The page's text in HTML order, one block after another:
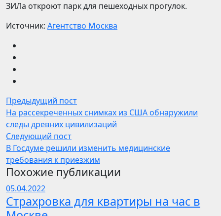
ЗИЛа откроют парк для пешеходных прогулок.
Источник: Агентство Москва
Предыдущий пост
На рассекреченных снимках из США обнаружили
следы древних цивилизаций
Следующий пост
В Госдуме решили изменить медицинские
требования к приезжим
Похожие публикации
05.04.2022
Страхровка для квартиры на час в